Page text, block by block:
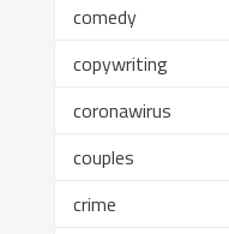
comedy
copywriting
coronawirus
couples
crime